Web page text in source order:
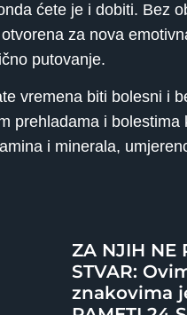
ćete je i dobiti. Bez
za nova
putovanje.
vremena biti bolesni i
prehladama i
i minerala,
ZA NJIH NE
STVAR:
znakovima